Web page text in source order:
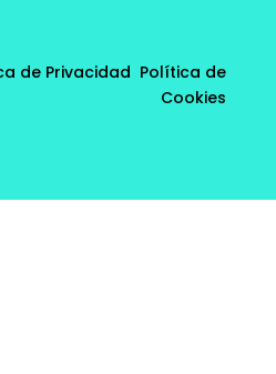
de Privacidad Política de
Cookies